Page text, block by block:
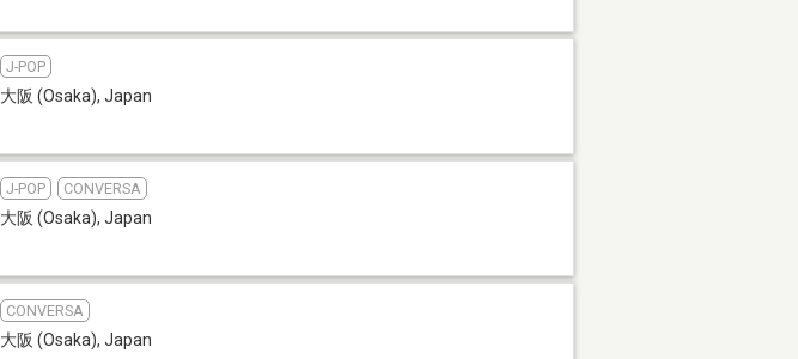
J-POP
大阪 (Osaka), Japan
J-POP CONVERSA
大阪 (Osaka), Japan
CONVERSA
大阪 (Osaka), Japan